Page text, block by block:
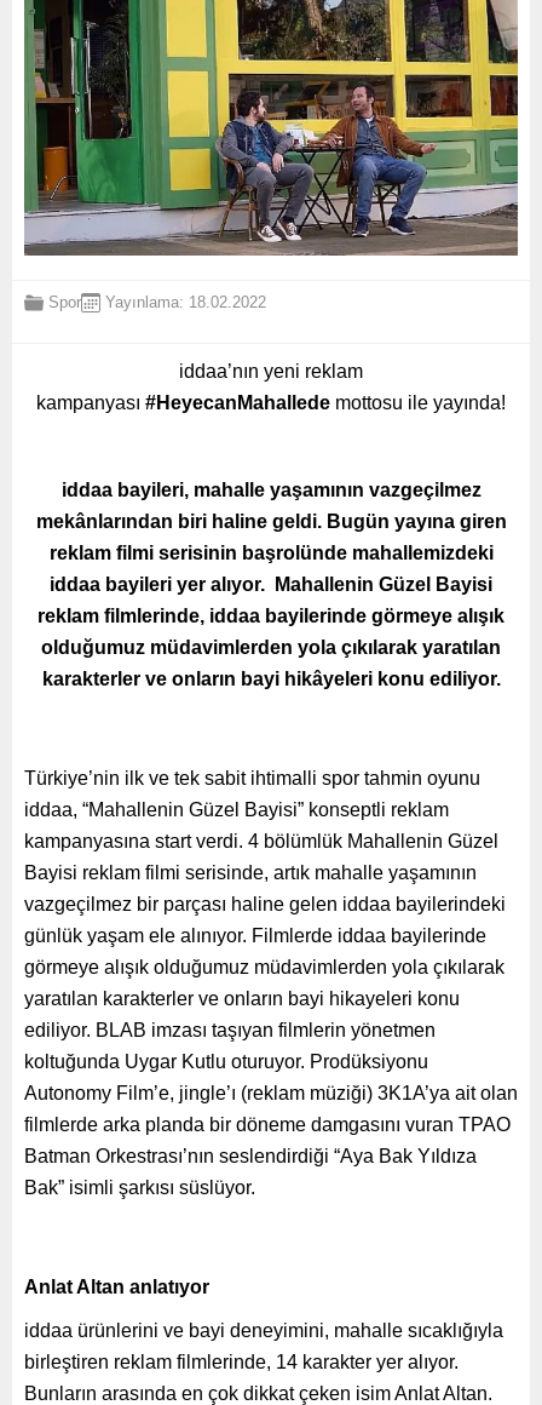
Spor Yayınlama: 18.02.2022
iddaa’nın yeni reklam
kampanyası #HeyecanMahallede mottosu ile yayında!
iddaa bayileri, mahalle yaşamının vazgeçilmez
mekânlarından biri haline geldi. Bugün yayına giren
reklam filmi serisinin ­başrolünde mahallemizdeki
iddaa bayileri yer alıyor. Mahallenin Güzel Bayisi
reklam filmlerinde, iddaa bayilerinde görmeye alışık
olduğumuz müdavimlerden yola çıkılarak yaratılan
karakterler ve onların bayi hikâyeleri konu ediliyor.
Türkiye’nin ilk ve tek sabit ihtimalli spor tahmin oyunu
iddaa, “Mahallenin Güzel Bayisi” konseptli reklam
kampanyasına start verdi. 4 bölümlük Mahallenin Güzel
Bayisi reklam filmi serisinde, artık mahalle yaşamının
vazgeçilmez bir parçası haline gelen iddaa bayilerindeki
günlük yaşam ele alınıyor. Filmlerde iddaa bayilerinde
görmeye alışık olduğumuz müdavimlerden yola çıkılarak
yaratılan karakterler ve onların bayi hikayeleri konu
ediliyor. BLAB imzası taşıyan filmlerin yönetmen
koltuğunda Uygar Kutlu oturuyor. Prodüksiyonu
Autonomy Film’e, jingle’ı (reklam müziği) 3K1A’ya ait olan
filmlerde arka planda bir döneme damgasını vuran TPAO
Batman Orkestrası’nın seslendirdiği “Aya Bak Yıldıza
Bak” isimli şarkısı süslüyor.
Anlat Altan anlatıyor
iddaa ürünlerini ve bayi deneyimini, mahalle sıcaklığıyla
birleştiren reklam filmlerinde, 14 karakter yer alıyor.
Bunların arasında en çok dikkat çeken isim Anlat Altan.